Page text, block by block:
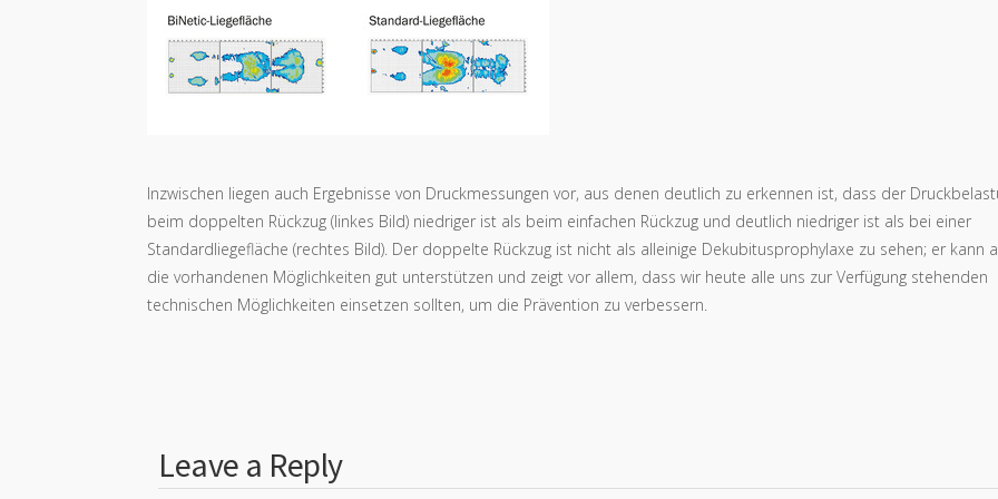
Inzwischen liegen auch Ergebnisse von Druckmessungen vor, aus denen deutlich zu erkennen ist, dass der
beim doppelten Rückzug (linkes Bild) niedriger ist als beim einfachen Rückzug und deutlich niedriger ist als bei einer
Standardliegefläche (rechtes Bild). Der doppelte Rückzug ist nicht als alleinige Dekubitusprophylaxe zu sehen; er kann
die vorhandenen Möglichkeiten gut unterstützen und zeigt vor allem, dass wir heute alle uns zur Verfügung stehenden
technischen Möglichkeiten einsetzen sollten, um die Prävention zu verbessern.
Leave a Reply